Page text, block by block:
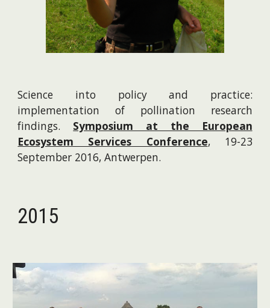
Science into policy and practice:
implementation of pollination research
findings. Symposium at the European
Ecosystem Services Conference, 19-23
September 2016, Antwerpen.
2015